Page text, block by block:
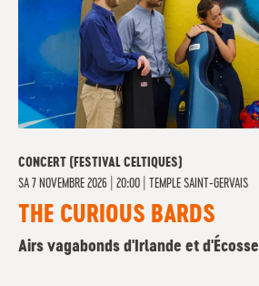
CONCERT (FESTIVAL CELTIQUES)
SA 7 NOVEMBRE 2026 | 20:00 TEMPLE SAINT-GERVAIS
THE CURIOUS BARDS
Airs vagabonds d'Irlande et d'Écosse